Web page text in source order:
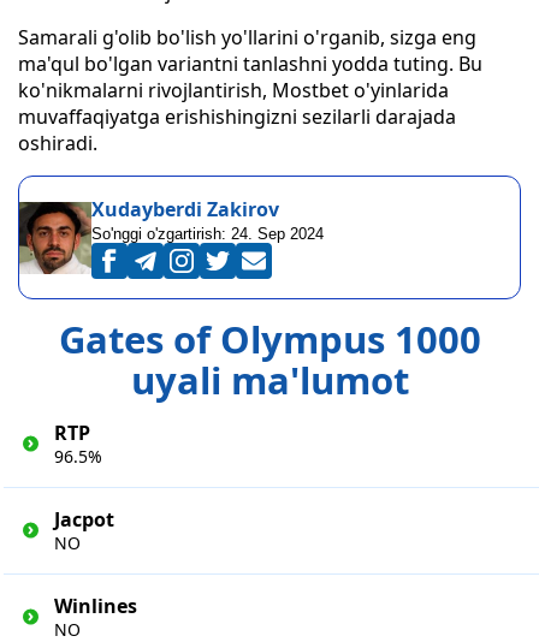
Samarali g'olib bo'lish yo'llarini o'rganib, sizga eng
ma'qul bo'lgan variantni tanlashni yodda tuting. Bu
ko'nikmalarni rivojlantirish, Mostbet o'yinlarida
muvaffaqiyatga erishishingizni sezilarli darajada
oshiradi.
Xudayberdi Zakirov
So'nggi o'zgartirish: 24. Sep 2024
Gates of Olympus 1000
uyali ma'lumot
RTP
96.5%
Jacpot
NO
Winlines
NO